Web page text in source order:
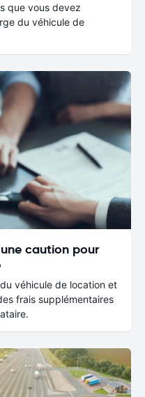
que vous devez
du véhicule de
caution pour
véhicule de location et
frais supplémentaires